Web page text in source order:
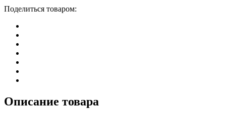
Поделиться товаром:
Описание товара